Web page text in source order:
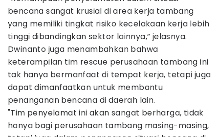
bencana sangat krusial di area kerja tambang
yang memiliki tingkat risiko kecelakaan kerja lebih
tinggi dibandingkan sektor lainnya,” jelasnya.
Dwinanto juga menambahkan bahwa
keterampilan tim rescue perusahaan tambang ini
tak hanya bermanfaat di tempat kerja, tetapi juga
dapat dimanfaatkan untuk membantu
penanganan bencana di daerah lain.
"Tim penyelamat ini akan sangat berharga, tidak
hanya bagi perusahaan tambang masing-masing,